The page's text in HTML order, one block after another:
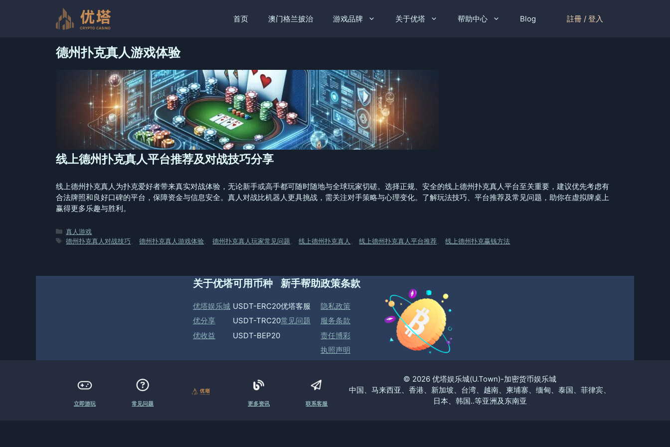
首页 澳门格兰披治 游戏品牌 关于优塔 帮助中心 Blog 註冊 / 登入
德州扑克真人游戏体验
线上德州扑克真人平台推荐及对战技巧分享
线上德州扑克真人为扑克爱好者带来真实对战体验，无论新手或高手都可随时随地与全球玩家切磋。选择正规、安全的线上德州扑克真人平台至关重要，建议优先考虑有
合法牌照和良好口碑的平台，保障资金与信息安全。真人对战比机器人更具挑战，需关注对手策略与心理变化。了解玩法技巧、平台推荐及常见问题，助你在虚拟牌桌上
赢得更多乐趣与胜利。
分
类
真人游戏
标
德州扑克真人对战技巧 、德州扑克真人游戏体验 、德州扑克真人玩家常见问题 、线上德州扑克真人 、线上德州扑克真人平台推荐 、线上德州扑克赢钱方法
关于优塔
优塔娱乐城
优分享
优收益
可用币种
USDT-ERC20
USDT-TRC20
USDT-BEP20
新手帮助
优塔客服
常见问题
政策条款
隐私政策
服务条款
责任博彩
执照声明
立即游玩 常见问题 更多资讯 联系客服
© 2026 优塔娱乐城(U.Town)-加密货币娱乐城
中国、马来西亚、香港、新加坡、台湾、越南、柬埔寨、缅甸、泰国、菲律宾、
日本、韩国..等亚洲及东南亚